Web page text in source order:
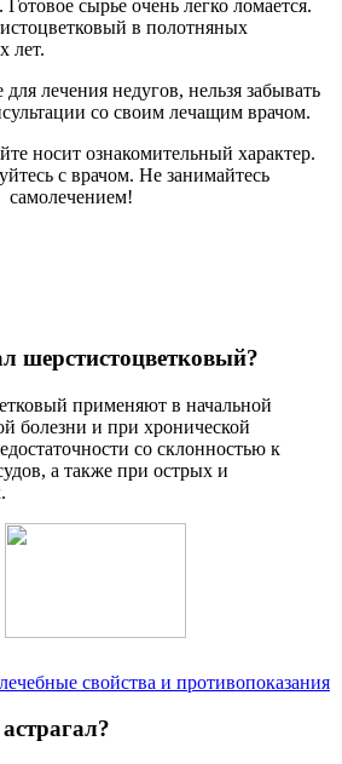
сырье очень легко ломается.
в полотняных
лет.
лечения недугов, нельзя забывать
со своим лечащим врачом.
шерстистоцветковый?
применяют в начальной
болезни и при хронической
со склонностью к
а также при острых и
свойства и противопоказания